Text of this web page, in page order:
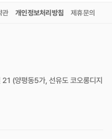
관 개인정보처리방침 제휴문의
(양평동5가, 선유도 코오롱디지